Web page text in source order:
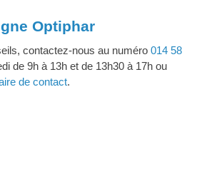
Optiphar
contactez-nous au numéro 014 58
de 9h à 13h et de 13h30 à 17h ou
de contact.